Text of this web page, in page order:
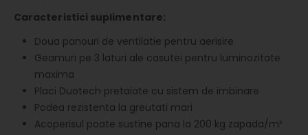
Caracteristici suplimentare:
Doua panouri de ventilatie pentru aerisire
Geamuri pe 3 laturi ale casutei pentru luminozitate
maxima
Placi Duotech pretaiate cu sistem de imbinare
Podea rezistenta la greutati mari
Acoperisul poate sustine pana la 200 kg zapada/m²